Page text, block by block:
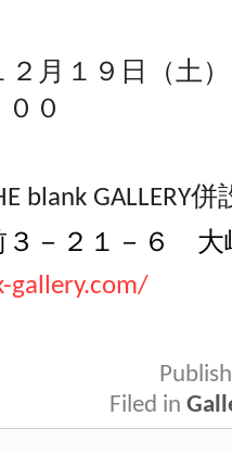
２月１９日（土
０
blank GALLERY併
３－２１－６ 大
gallery.com/
Filed in